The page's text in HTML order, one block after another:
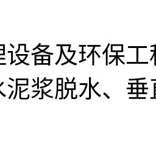
备及环保工
浆脱水、